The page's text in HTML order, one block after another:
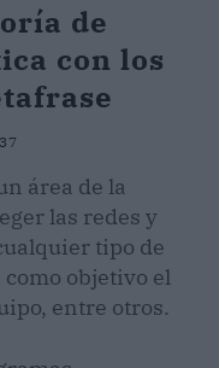
de
con los
área de la
las redes y
tipo de
objetivo el
entre otros.